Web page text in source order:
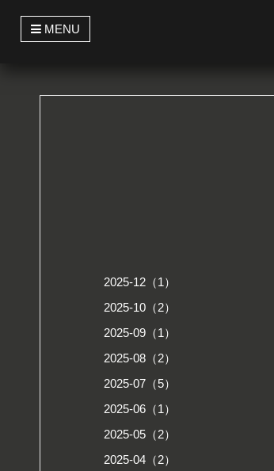
o
MENU
2025-12（1）
2025-10（2）
2025-09（1）
2025-08（2）
2025-07（5）
2025-06（1）
2025-05（2）
2025-04（2）